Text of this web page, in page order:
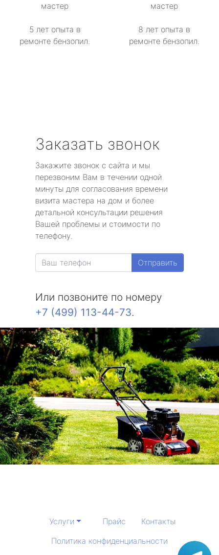
мастер
5 лет опыта в
ремонте бензопил.
мастер
8 лет опыта в
ремонте бензопил.
Заказать звонок
Закажите звонок с сайта и мы
перезвоним Вам в течении одной
минуты для согласования времени
визита мастера на дом и более
детальной консультации решения
Вашей проблемы и стоимости по
телефону.
Отправить
Или позвоните по номеру
+7 (499) 113-44-73.
Услуги Прайс
Контакты
Политика конфиденциальности